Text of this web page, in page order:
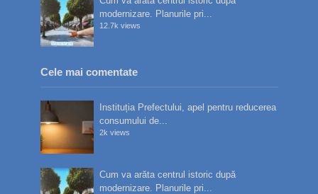
modernizare. Planurile pri...
12.7k views
Cele mai comentate
Instituția Prefectului, apel pentru reducerea
consumului de...
2k views
Cum va arăta centrul istoric după
modernizare. Planurile pri...